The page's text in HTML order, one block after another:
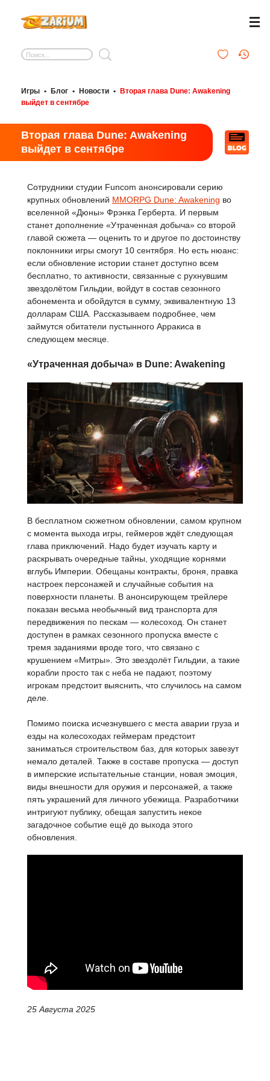
Игры • Блог • Новости •
Вторая глава Dune: Awakening
выйдет в сентябре
Вторая глава Dune: Awakening
выйдет в сентябре
Сотрудники студии Funcom анонсировали серию
крупных обновлений MMORPG Dune: Awakening во
вселенной «Дюны» Фрэнка Герберта. И первым
станет дополнение «Утраченная добыча» со второй
главой сюжета — оценить то и другое по достоинству
поклонники игры смогут 10 сентября. Но есть нюанс:
если обновление истории станет доступно всем
бесплатно, то активности, связанные с рухнувшим
звездолётом Гильдии, войдут в состав сезонного
абонемента и обойдутся в сумму, эквивалентную 13
долларам США. Рассказываем подробнее, чем
займутся обитатели пустынного Арракиса в
следующем месяце.
«Утраченная добыча» в Dune: Awakening
В бесплатном сюжетном обновлении, самом крупном
с момента выхода игры, геймеров ждёт следующая
глава приключений. Надо будет изучать карту и
раскрывать очередные тайны, уходящие корнями
вглубь Империи. Обещаны контракты, броня, правка
настроек персонажей и случайные события на
поверхности планеты. В анонсирующем трейлере
показан весьма необычный вид транспорта для
передвижения по пескам — колесоход. Он станет
доступен в рамках сезонного пропуска вместе с
тремя заданиями вроде того, что связано с
крушением «Митры». Это звездолёт Гильдии, а такие
корабли просто так с неба не падают, поэтому
игрокам предстоит выяснить, что случилось на самом
деле.
Помимо поиска исчезнувшего с места аварии груза и
езды на колесоходах геймерам предстоит
заниматься строительством баз, для которых завезут
немало деталей. Также в составе пропуска — доступ
в имперские испытательные станции, новая эмоция,
виды внешности для оружия и персонажей, а также
пять украшений для личного убежища. Разработчики
интригуют публику, обещая запустить некое
загадочное событие ещё до выхода этого
обновления.
25 Августа 2025